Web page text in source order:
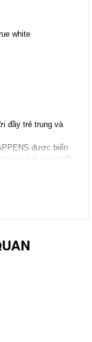
white
đầy trẻ trung và
được biến
cách cực chất
mới mà không
phá bỏ đi rào
mà mọi người
mái và cá tính
hẳn là bạn đã